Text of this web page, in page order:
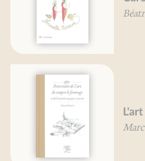
Béatrice Vigot-Lagandré
L'art de couper le
Marco Parenti